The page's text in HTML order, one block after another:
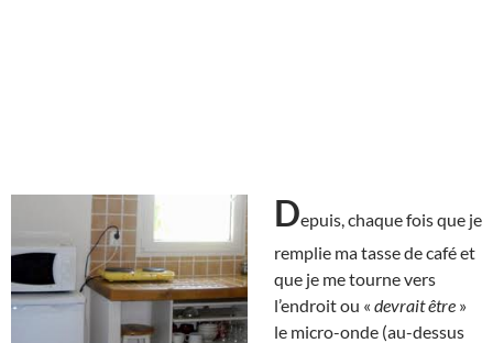
Depuis, chaque fois que je
remplie ma tasse de café et
que je me tourne vers
l’endroit ou « devrait être »
le micro-onde (au-dessus